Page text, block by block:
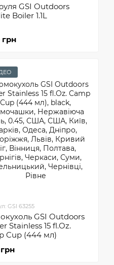
GSI Outdoors
Boiler 1.1L
грн
GSI 63255
GSI Outdoors
Stainless 15 fl.Oz.
Cup (444 мл)
грн